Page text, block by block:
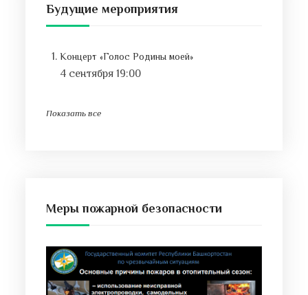
Будущие мероприятия
Концерт «Голос Родины моей»
4 сентября 19:00
Показать все
Меры пожарной безопасности